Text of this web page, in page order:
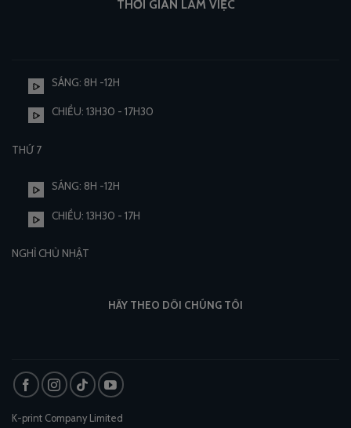
THỜI GIAN LÀM VIỆC
SÁNG: 8H -12H
CHIỀU: 13H30 - 17H30
THỨ 7
SÁNG: 8H -12H
CHIỀU: 13H30 - 17H
NGHỈ CHỦ NHẬT
HÃY THEO DÕI CHÚNG TÔI
K-print Company Limited